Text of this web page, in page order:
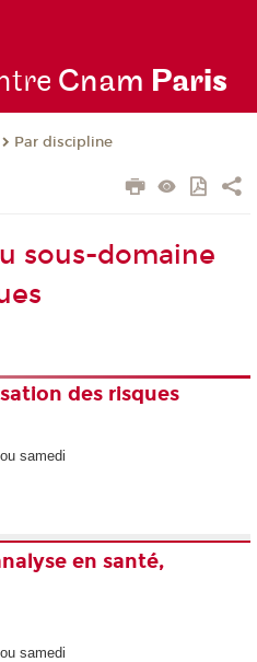
Cnam Paris
Par discipline
sous-domaine
des risques
samedi
en santé,
samedi